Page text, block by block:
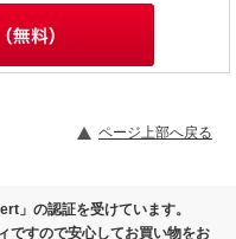
ページ上部へ戻る
」の認証を受けています。
ですので安心してお買い物をお